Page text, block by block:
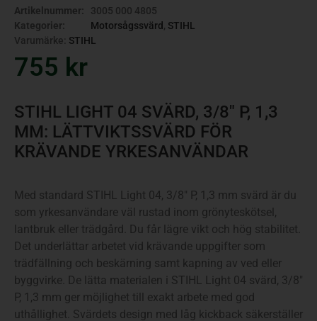
Artikelnummer:
3005 000 4805
Kategorier:
Motorsågssvärd , STIHL
Varumärke: STIHL
755 kr
STIHL LIGHT 04 SVÄRD, 3/8″ P, 1,3
MM: LÄTTVIKTSSVÄRD FÖR
KRÄVANDE YRKESANVÄNDAR
Med standard STIHL Light 04, 3/8″ P, 1,3 mm svärd är du
som yrkesanvändare väl rustad inom grönyteskötsel,
lantbruk eller trädgård. Du får lägre vikt och hög stabilitet.
Det underlättar arbetet vid krävande uppgifter som
trädfällning och beskärning samt kapning av ved eller
byggvirke. De lätta materialen i STIHL Light 04 svärd, 3/8″
P, 1,3 mm ger möjlighet till exakt arbete med god
uthållighet. Svärdets design med låg kickback säkerställer